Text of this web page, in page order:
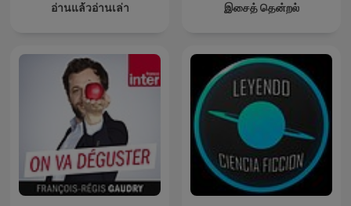
อ่านแล้วอ่านเล่า இசைத் தென்றல்